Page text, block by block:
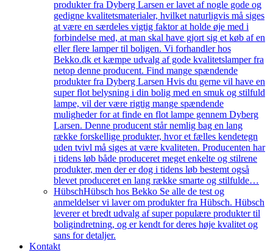
produkter fra Dyberg Larsen er lavet af nogle gode og
gedigne kvalitetsmaterialer, hvilket naturligvis må siges
at være en særdeles vigtig faktor at holde øje med i
forbindelse med, at man skal have gjort sig et køb af en
eller flere lamper til boligen. Vi forhandler hos
Bekko.dk et kæmpe udvalg af gode kvalitetslamper fra
netop denne producent. Find mange spændende
produkter fra Dyberg Larsen Hvis du gerne vil have en
super flot belysning i din bolig med en smuk og stilfuld
lampe, vil der være rigtig mange spændende
muligheder for at finde en flot lampe gennem Dyberg
Larsen. Denne producent står nemlig bag en lang
række forskellige produkter, hvor et fælles kendetegn
uden tvivl må siges at være kvaliteten. Producenten har
i tidens løb både produceret meget enkelte og stilrene
produkter, men der er dog i tidens løb bestemt også
blevet produceret en lang række smarte og stilfulde…
HübschHübsch hos Bekko Se alle de test og
anmeldelser vi laver om produkter fra Hübsch. Hübsch
leverer et bredt udvalg af super populære produkter til
boligindretning, og er kendt for deres høje kvalitet og
sans for detaljer.
Kontakt